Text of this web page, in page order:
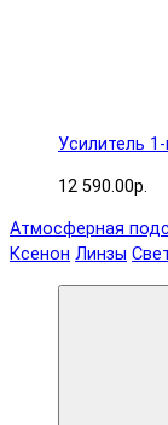
Усилитель
12 590.00р.
Атмосферная
Ксенон Линзы